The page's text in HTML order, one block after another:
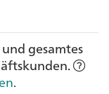
gesamtes
.